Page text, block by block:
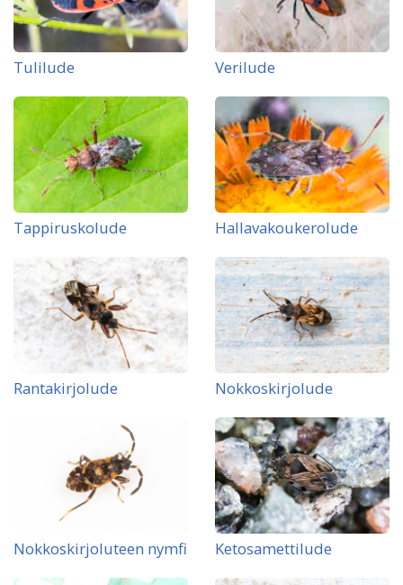
Tulilude Verilude
Tappiruskolude Hallavakoukerolude
Rantakirjolude Nokkoskirjolude
Nokkoskirjoluteen nymfi Ketosamettilude